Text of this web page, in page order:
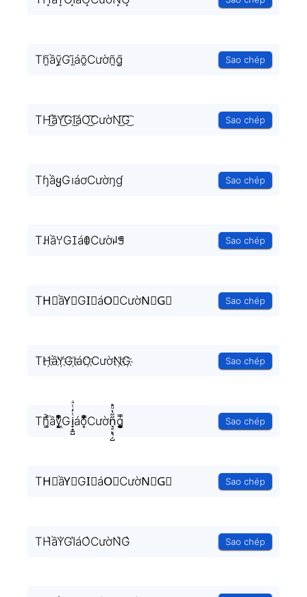
Th̰̃ầỹ̰Gḭ̃áõ̰Cườñ̰g̰̃ Sao chép
TH͜͡ầY͜͡GI͜͡áO͜͡CườN͜͡G͜͡ Sao chép
TɧầყGıáơCườŋɠ Sao chép
TꃅầꌩGꀤáꂦCườꈤꁅ Sao chép
TH⃟ầY⃟GI⃟áO⃟CườN⃟G⃟ Sao chép
TH҉ầY҉GI҉áO҉CườN҉G҉ Sao chép
Th͚̖̜̍̃͐ầy͉̝͖̻̯ͮ̒̂ͮ͋ͫͨGi̞̟̫̺ͭ̒ͭͣáo͎̜̓̇ͫ̉͊ͨ͊Cườn͉̠̙͉̗̺̋̋̔ͧ̊g͎͚̥͎͔͕ͥ̿ Sao chép
TH⃗ầY⃗GI⃗áO⃗CườN⃗G⃗ Sao chép
TH͛ầY͛GI͛áO͛CườN͛G͛ Sao chép